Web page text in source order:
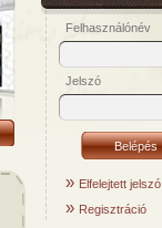
Felhasználónév
Jelszó
» Elfelejtett jelszó
» Regisztráció